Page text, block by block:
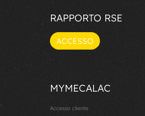
RAPPORTO RSE
ACCESSO
MYMECALAC
Accesso cliente